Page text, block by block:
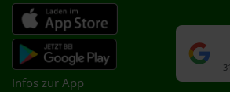
Infos zur App